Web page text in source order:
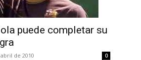
puede completar su
de 2010 0